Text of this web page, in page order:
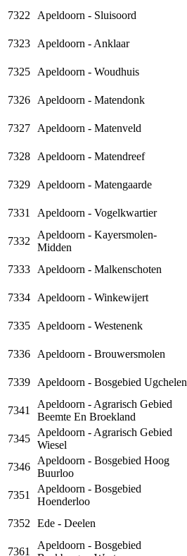
7322
Apeldoorn - Sluisoord
7323
Apeldoorn - Anklaar
7325
Apeldoorn - Woudhuis
7326
Apeldoorn - Matendonk
7327
Apeldoorn - Matenveld
7328
Apeldoorn - Matendreef
7329
Apeldoorn - Matengaarde
7331
Apeldoorn - Vogelkwartier
7332
Apeldoorn - Kayersmolen-
Midden
7333
Apeldoorn - Malkenschoten
7334
Apeldoorn - Winkewijert
7335
Apeldoorn - Westenenk
7336
Apeldoorn - Brouwersmolen
7339
Apeldoorn - Bosgebied Ugchelen
7341
Apeldoorn - Agrarisch Gebied
Beemte En Broekland
7345
Apeldoorn - Agrarisch Gebied
Wiesel
7346
Apeldoorn - Bosgebied Hoog
Buurloo
7351
Apeldoorn - Bosgebied
Hoenderloo
7352
Ede - Deelen
7361
Apeldoorn - Bosgebied